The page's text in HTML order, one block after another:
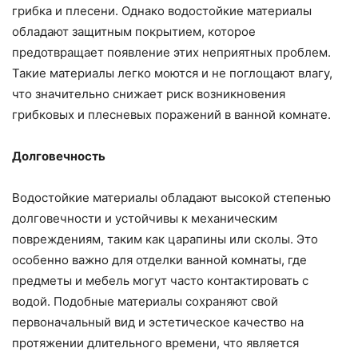
грибка и плесени. Однако водостойкие материалы
обладают защитным покрытием, которое
предотвращает появление этих неприятных проблем.
Такие материалы легко моются и не поглощают влагу,
что значительно снижает риск возникновения
грибковых и плесневых поражений в ванной комнате.
Долговечность
Водостойкие материалы обладают высокой степенью
долговечности и устойчивы к механическим
повреждениям, таким как царапины или сколы. Это
особенно важно для отделки ванной комнаты, где
предметы и мебель могут часто контактировать с
водой. Подобные материалы сохраняют свой
первоначальный вид и эстетическое качество на
протяжении длительного времени, что является